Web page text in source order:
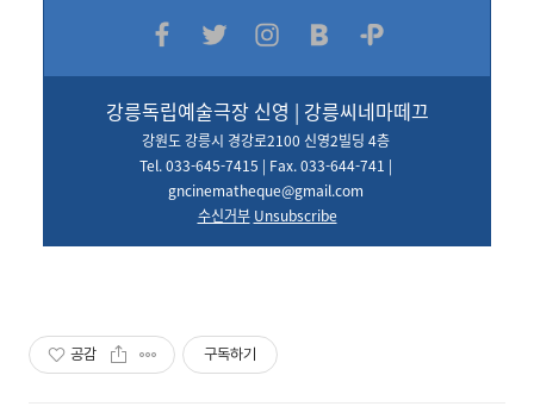
강릉독립예술극장 신영 | 강릉씨네마떼끄
강원도 강릉시 경강로2100 신영2빌딩 4층
Tel. 033-645-7415 | Fax. 033-644-741 |
gncinematheque@gmail.com
수신거부 Unsubscribe
공감 구독하기